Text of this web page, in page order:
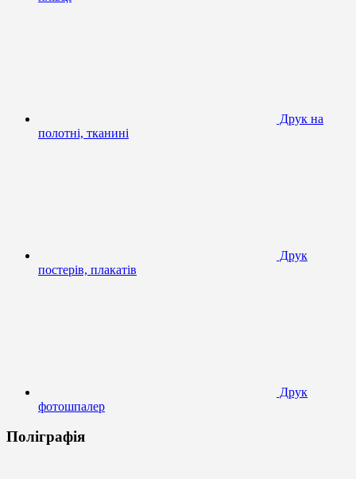
Друк на
полотні, тканині
Друк
постерів, плакатів
Друк
фотошпалер
Поліграфія